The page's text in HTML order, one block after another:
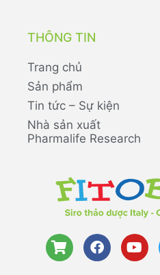
THÔNG TIN
Trang chủ
Sản phẩm
Tin tức – Sự kiện
Nhà sản xuất
Pharmalife Research